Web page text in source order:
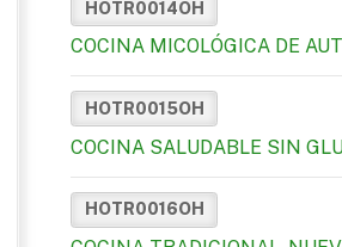
HOTR0014OH
COCINA MICOLÓGICA DE
HOTR0015OH
COCINA SALUDABLE SIN
HOTR0016OH